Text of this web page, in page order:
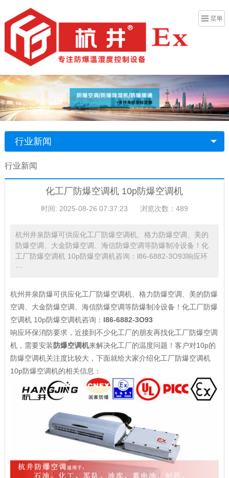
行业新闻
行业新闻
化工厂防爆空调机 10p防爆空调机
时间: 2025-08-26 07:37:23 浏览次数：489
杭州井泉防爆可供应化工厂防爆空调机、格力防爆空调、美的
防爆空调、大金防爆空调、海信防爆空调等防爆制冷设备！化
工厂防爆空调机 10p防爆空调机咨询：l86-6882-3O93响应环
···
杭州井泉防爆可供应化工厂防爆空调机、格力防爆空调、美的防爆
空调、大金防爆空调、海信防爆空调等防爆制冷设备！化工厂防爆
空调机 10p防爆空调机咨询： l86-6882-3O93
响应环保消防要求，近接到不少化工厂的朋友再找化工厂防爆空调
机，需要安装防爆空调机来解决化工厂的温度问题！客户对10p的
防爆空调机关注度比较大，下面就给大家介绍化工厂防爆空调机
10p防爆空调机的相关信息：